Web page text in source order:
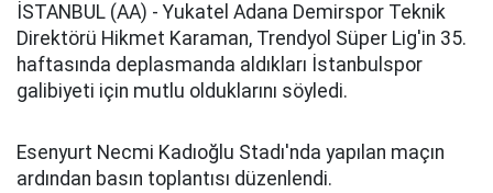
İSTANBUL (AA) - Yukatel Adana Demirspor Teknik
Direktörü Hikmet Karaman, Trendyol Süper Lig'in 35.
haftasında deplasmanda aldıkları İstanbulspor
galibiyeti için mutlu olduklarını söyledi.
Esenyurt Necmi Kadıoğlu Stadı'nda yapılan maçın
ardından basın toplantısı düzenlendi.